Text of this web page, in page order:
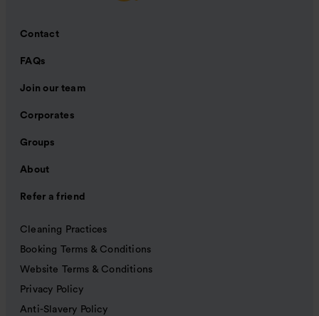
Contact
FAQs
Join our team
Corporates
Groups
About
Refer a friend
Cleaning Practices
Booking Terms & Conditions
Website Terms & Conditions
Privacy Policy
Anti-Slavery Policy